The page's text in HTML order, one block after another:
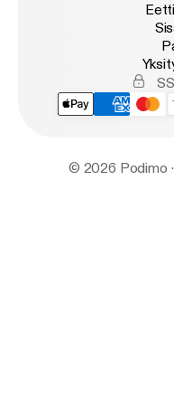
© 2026 Podimo